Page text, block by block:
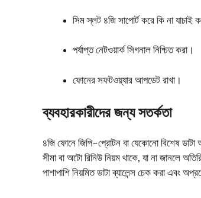
সিম স্লট ৪জি সাপোর্ট করে কি না যাচাই
পর্যাপ্ত নেটওয়ার্ক সিগনাল নিশ্চিত করা।
ফোনের সফটওয়্যার আপডেট রাখা।
ব্যবহারকারীদের জন্য সতর্কতা
৪জি ফোনে জিপি–প্রোটন বা যেকোনো বিশেষ ডাটা
সীমা বা অটো রিনিউ নিয়ম থাকে, যা না জানলে
পাশাপাশি নিয়মিত ডাটা ব্যালেন্স চেক করা এবং